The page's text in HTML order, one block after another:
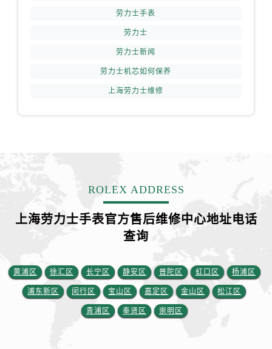
劳力士手表
劳力士
劳力士新闻
劳力士机芯如何保养
上海劳力士维修
ROLEX ADDRESS
上海劳力士手表官方售后维修中心地址电话
查询
黄浦区 徐汇区 长宁区 静安区 普陀区 虹口区 杨浦区
浦东新区 闵行区 宝山区 嘉定区 金山区 松江区
青浦区 奉贤区 崇明区